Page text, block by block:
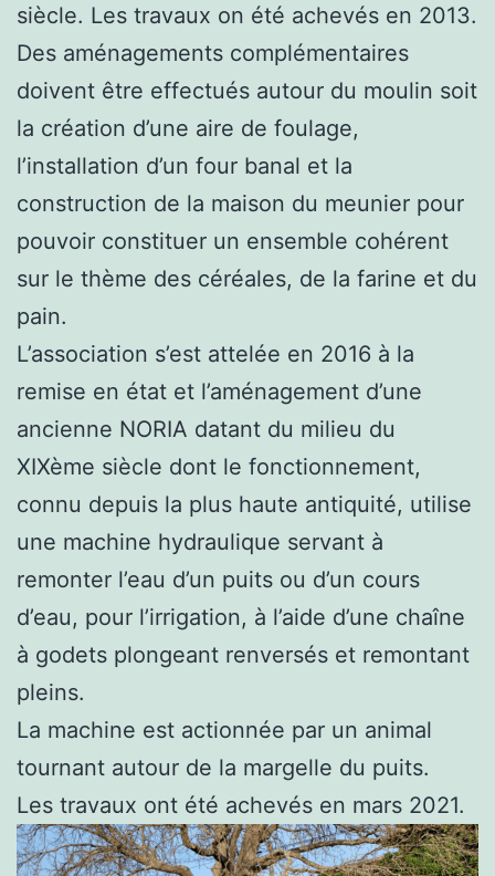
siècle. Les travaux on été achevés en 2013.
Des aménagements complémentaires
doivent être effectués autour du moulin soit
la création d’une aire de foulage,
l’installation d’un four banal et la
construction de la maison du meunier pour
pouvoir constituer un ensemble cohérent
sur le thème des céréales, de la farine et du
pain.
L’association s’est attelée en 2016 à la
remise en état et l’aménagement d’une
ancienne NORIA datant du milieu du
XIXème siècle dont le fonctionnement,
connu depuis la plus haute antiquité, utilise
une machine hydraulique servant à
remonter l’eau d’un puits ou d’un cours
d’eau, pour l’irrigation, à l’aide d’une chaîne
à godets plongeant renversés et remontant
pleins.
La machine est actionnée par un animal
tournant autour de la margelle du puits.
Les travaux ont été achevés en mars 2021.